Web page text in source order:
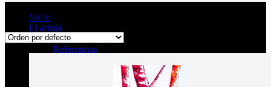
Inicio
El artista
Exhibiciones
Referencias
Mostrando todos los resultados 4